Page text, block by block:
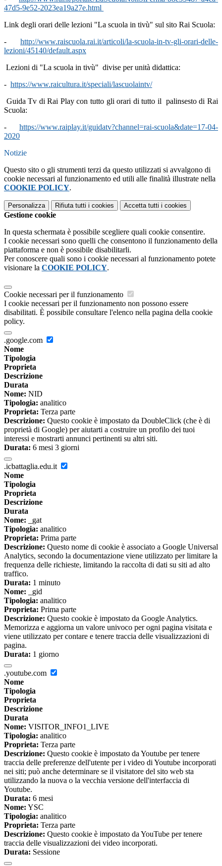
47d5-9e52-2023ea19a27e.html
Link degli orari delle lezioni "La scuola in tivù" sul sito Rai Scuola:
- http://www.raiscuola.rai.it/articoli/la-scuola-in-tv-gli-orari-delle-
lezioni/45140/default.aspx
Lezioni di "La scuola in tivù" divise per unità didattica:
- https://www.raicultura.it/speciali/lascuolaintv/
Guida Tv di Rai Play con tutto gli orari di tutto il palinsesto di Rai
Scuola:
- https://www.raiplay.it/guidatv?channel=rai-scuola&date=17-04-
2020
Notizie
Questo sito o gli strumenti terzi da questo utilizzati si avvalgono di
cookie necessari al funzionamento ed utili alle finalità illustrate nella
COOKIE POLICY.
Personalizza Rifiuta tutti i cookies Accetta tutti i cookies
Gestione cookie
In questa schermata è possibile scegliere quali cookie consentire.
I cookie necessari sono quelli che consentono il funzionamento della
piattaforma e non è possibile disabilitarli.
Per conoscere quali sono i cookie necessari al funzionamento potete
visionare la COOKIE POLICY.
Cookie necessari per il funzionamento
I cookie necessari per il funzionamento non possono essere
disabilitati. È possibile consultare l'elenco nella pagina della cookie
policy.
.google.com
Nome
Tipologia
Proprieta
Descrizione
Durata
Nome: NID
Tipologia: analitico
Proprieta: Terza parte
Descrizione: Questo cookie è impostato da DoubleClick (che è di
proprietà di Google) per aiutarti a costruire un profilo dei tuoi
interessi e mostrarti annunci pertinenti su altri siti.
Durata: 6 mesi 3 giorni
.icbattaglia.edu.it
Nome
Tipologia
Proprieta
Descrizione
Durata
Nome: _gat
Tipologia: analitico
Proprieta: Prima parte
Descrizione: Questo nome di cookie è associato a Google Universal
Analytics, secondo la documentazione viene utilizzato per limitare la
frequenza delle richieste, limitando la raccolta di dati su siti ad alto
traffico.
Durata: 1 minuto
Nome: _gid
Tipologia: analitico
Proprieta: Prima parte
Descrizione: Questo cookie è impostato da Google Analytics.
Memorizza e aggiorna un valore univoco per ogni pagina visitata e
viene utilizzato per contare e tenere traccia delle visualizzazioni di
pagina.
Durata: 1 giorno
.youtube.com
Nome
Tipologia
Proprieta
Descrizione
Durata
Nome: VISITOR_INFO1_LIVE
Tipologia: analitico
Proprieta: Terza parte
Descrizione: Questo cookie è impostato da Youtube per tenere
traccia delle preferenze dell'utente per i video di Youtube incorporati
nei siti; può anche determinare se il visitatore del sito web sta
utilizzando la nuova o la vecchia versione dell'interfaccia di
Youtube.
Durata: 6 mesi
Nome: YSC
Tipologia: analitico
Proprieta: Terza parte
Descrizione: Questo cookie è impostato da YouTube per tenere
traccia delle visualizzazioni dei video incorporati.
Durata: Sessione